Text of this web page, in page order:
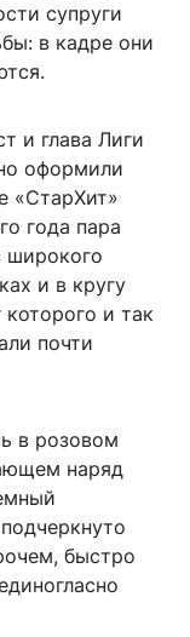
супруги
в кадре они
и глава Лиги
оформили
«СтарХит»
года пара
широкого
и в кругу
и так
почти
в розовом
наряд
быстро